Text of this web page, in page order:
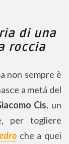
di una
roccia
non sempre è
a metá del
Cis, un
per togliere
che a quei